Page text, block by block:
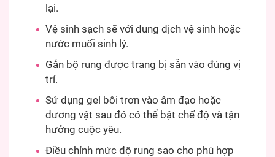
lại.
Vệ sinh sạch sẽ với dung dịch vệ sinh hoặc
nước muối sinh lý.
Gắn bộ rung được trang bị sẵn vào đúng vị
trí.
Sử dụng gel bôi trơn vào âm đạo hoặc
dương vật sau đó có thể bật chế độ và tận
hưởng cuộc yêu.
Điều chỉnh mức độ rung sao cho phù hợp